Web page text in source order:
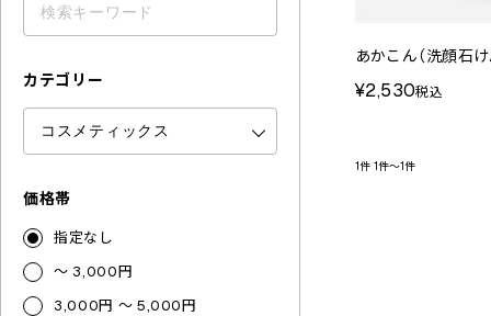
カテゴリー
価格帯
指定なし
～ 3,000円
3,000円 ～ 5,000円
あかこん（洗顔石
¥2,530税込
1件 1件～1件